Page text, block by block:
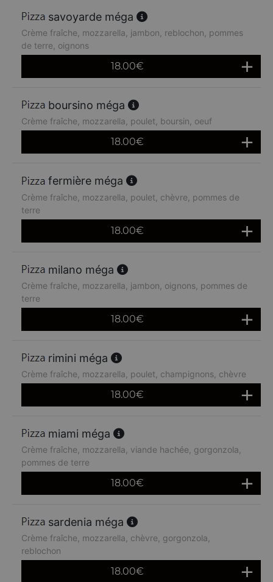
savoyarde méga
Crème fraîche, mozzarella, jambon, reblochon, pommes
de terre, oignons
18.00€
boursino méga
Crème fraîche, mozzarella, poulet, boursin, oeuf
18.00€
fermière méga
Crème fraîche, mozzarella, poulet, chèvre, pommes de
terre
18.00€
milano méga
Crème fraîche, mozzarella, jambon, oignons, pommes de
terre
18.00€
rimini méga
Crème fraîche, mozzarella, poulet, champignons, chèvre
18.00€
miami méga
Crème fraîche, mozzarella, viande hachée, gorgonzola,
pommes de terre
18.00€
sardenia méga
Crème fraîche, mozzarella, chèvre, gorgonzola,
reblochon
18.00€